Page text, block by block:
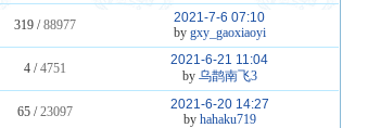
319 /88977
2021-7-6 07:10
by gxy_gaoxiaoyi
4 /4751
2021-6-21 11:04
by 乌鹊南飞3
65 /23097
2021-6-20 14:27
by hahaku719